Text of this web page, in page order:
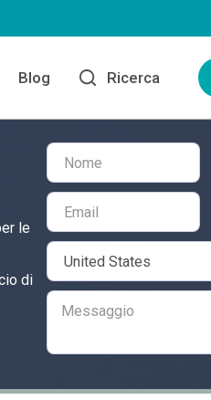
Blog Ricerca
le
di